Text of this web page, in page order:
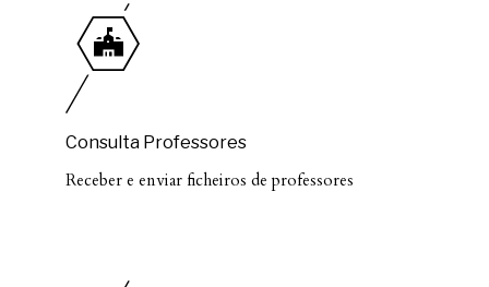
Consulta Professores
Receber e enviar ficheiros de professores